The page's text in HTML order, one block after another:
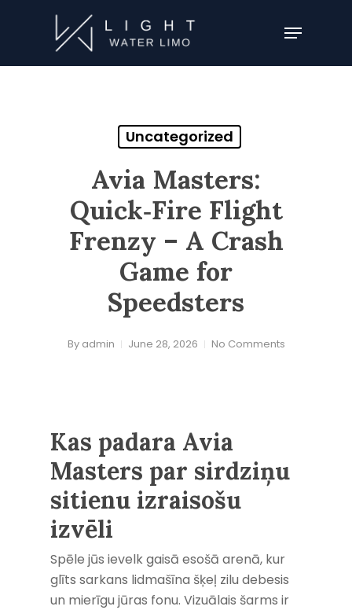
content
Menu
Uncategorized
Avia Masters:
Quick‑Fire Flight
Frenzy – A Crash
Game for
Speedsters
By admin June 28, 2026 No Comments
Kas padara Avia
Masters par sirdziņu
sitienu izraisošu
izvēli
Spēle jūs ievelk gaisā esošā arenā, kur
glīts sarkans lidmašīna šķeļ zilu debesis
un mierīgu jūras fonu. Vizuālais šarms ir
Menu